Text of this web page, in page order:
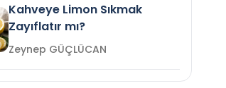
Kahveye Limon Sıkmak
Zayıflatır mı?
Zeynep GÜÇLÜCAN